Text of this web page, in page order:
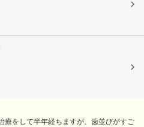
療をして半年経ちますが、歯並びがすご